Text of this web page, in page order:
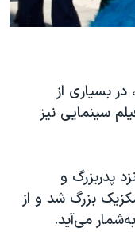
در بسیاری از
سینمایی نیز
پدربزرگ و
بزرگ شد و از
می‌آید.